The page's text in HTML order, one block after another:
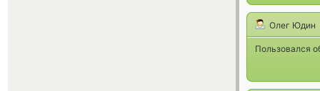
Олег Юдин
Пользовался